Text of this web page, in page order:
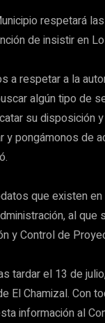
respetará
de insistir en
a respetar a la
algún tipo de
su disposición
y pongámonos de
que existen
al que
y Control de
tardar el 13 de
El Chamizal. Con
información al